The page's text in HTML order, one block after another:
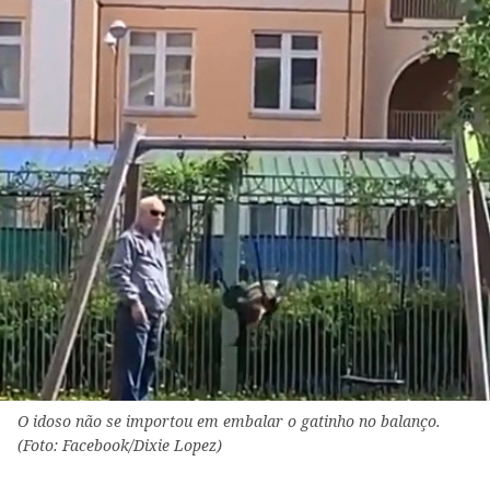
O idoso não se importou em embalar o gatinho no balanço.
(Foto: Facebook/Dixie Lopez)